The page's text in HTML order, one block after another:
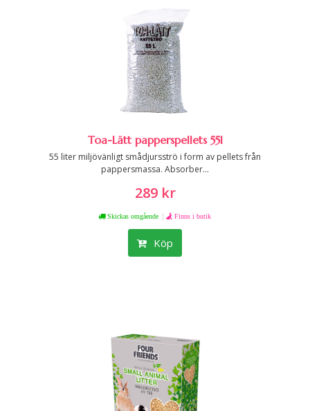
Toa-Lätt papperspellets 55l
55 liter miljövänligt smådjursströ i form av pellets från
pappersmassa. Absorber...
289 kr
Skickas omgående | Finns i butik
Köp